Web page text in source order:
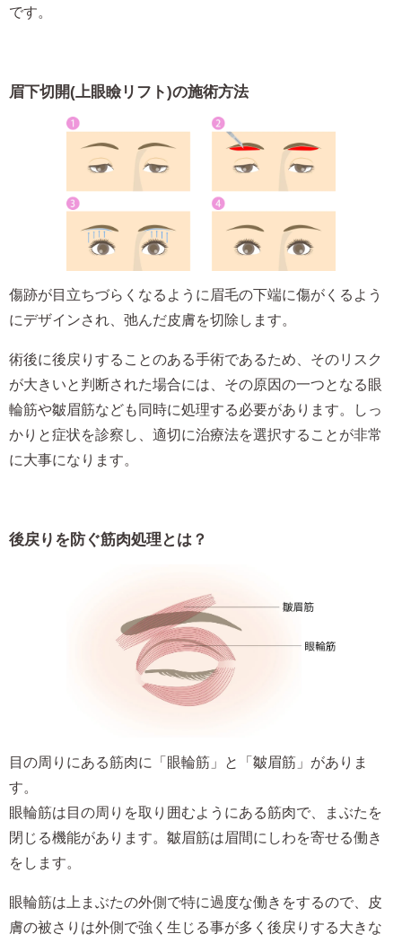
です。
眉下切開(上眼瞼リフト)の施術方法
傷跡が目立ちづらくなるように眉毛の下端に傷がくるよう
にデザインされ、弛んだ皮膚を切除します。
術後に後戻りすることのある手術であるため、そのリスク
が大きいと判断された場合には、その原因の一つとなる眼
輪筋や皺眉筋なども同時に処理する必要があります。しっ
かりと症状を診察し、適切に治療法を選択することが非常
に大事になります。
後戻りを防ぐ筋肉処理とは？
目の周りにある筋肉に「眼輪筋」と「皺眉筋」がありま
す。
眼輪筋は目の周りを取り囲むようにある筋肉で、まぶたを
閉じる機能があります。皺眉筋は眉間にしわを寄せる働き
をします。
眼輪筋は上まぶたの外側で特に過度な働きをするので、皮
膚の被さりは外側で強く生じる事が多く後戻りする大きな